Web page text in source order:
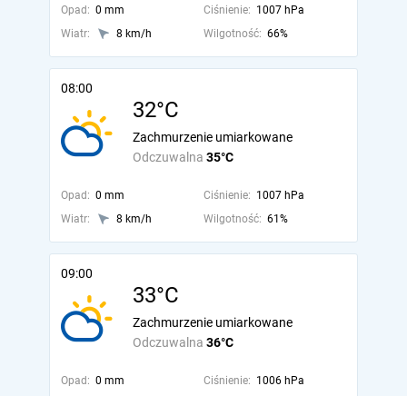
Opad: 0 mm Ciśnienie: 1007 hPa
Wiatr:
8 km/h Wilgotność: 66%
08:00
32°C
Odczuwalna 35°C
Zachmurzenie umiarkowane
Opad: 0 mm Ciśnienie: 1007 hPa
Wiatr:
8 km/h Wilgotność: 61%
09:00
33°C
Odczuwalna 36°C
Zachmurzenie umiarkowane
Opad: 0 mm Ciśnienie: 1006 hPa